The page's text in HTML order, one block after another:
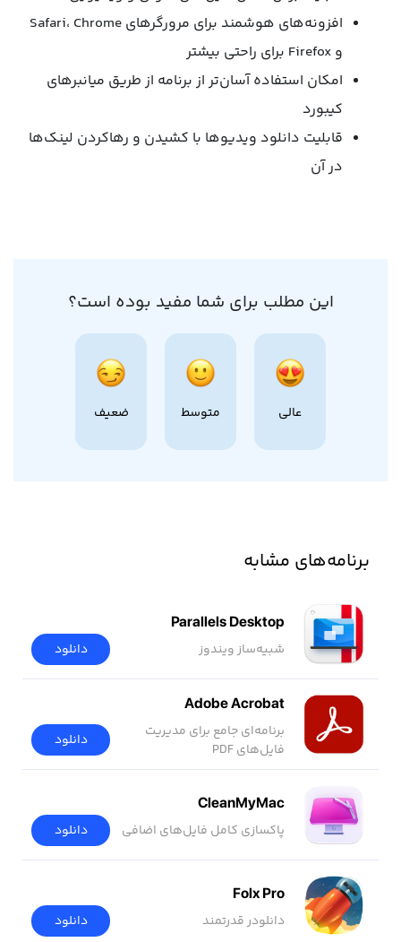
افزونه‌های هوشمند برای مرورگرهای Safari، Chrome
و Firefox برای راحتی بیشتر
امکان استفاده آسان‌تر از برنامه از طریق میانبرهای
کیبورد
قابلیت دانلود ویدیوها با کشیدن و رهاکردن لینک‌ها
در آن
این مطلب برای شما مفید بوده است؟
عالی متوسط ضعیف
برنامه‌های مشابه
Parallels Desktop
شبیه‌ساز ویندوز دانلود
Adobe Acrobat
برنامه‌ای جامع برای مدیریت
فایل‌های PDF
دانلود
CleanMyMac
پاکسازی کامل فایل‌های اضافی دانلود
Folx Pro
دانلودر قدرتمند دانلود